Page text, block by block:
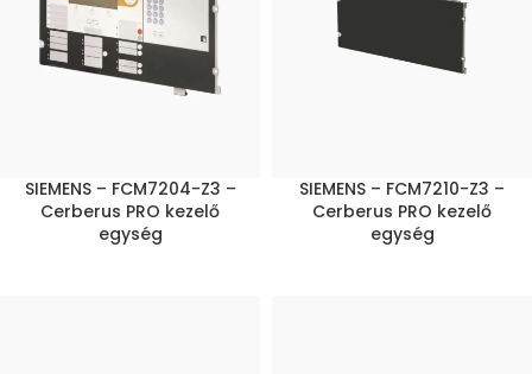
SIEMENS – FCM7204-Z3 –
Cerberus PRO kezelő
egység
SIEMENS – FCM7210-Z3 –
Cerberus PRO kezelő
egység